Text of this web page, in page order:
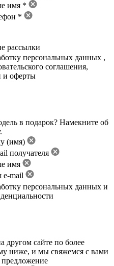
имя *
*
рассылки
персональных данных ,
соглашения,
и оферты
в подарок? Намекните об
(имя)
получателя
имя
mail
персональных данных и
сайте по более
ниже, и мы свяжемся с вами
предложение